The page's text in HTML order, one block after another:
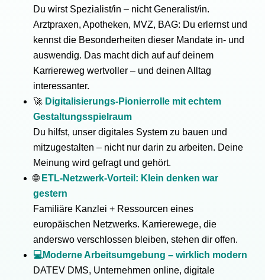
Du wirst Spezialist/in – nicht Generalist/in.
Arztpraxen, Apotheken, MVZ, BAG: Du erlernst und
kennst die Besonderheiten dieser Mandate in- und
auswendig. Das macht dich auf auf deinem
Karriereweg wertvoller – und deinen Alltag
interessanter.
🚀 Digitalisierungs-Pionierrolle mit echtem
Gestaltungsspielraum
Du hilfst, unser digitales System zu bauen und
mitzugestalten – nicht nur darin zu arbeiten. Deine
Meinung wird gefragt und gehört.
🌐 ETL-Netzwerk-Vorteil: Klein denken war
gestern
Familiäre Kanzlei + Ressourcen eines
europäischen Netzwerks. Karrierewege, die
anderswo verschlossen bleiben, stehen dir offen.
💻Moderne Arbeitsumgebung – wirklich modern
DATEV DMS, Unternehmen online, digitale